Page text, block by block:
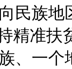
民族
精准
、一个